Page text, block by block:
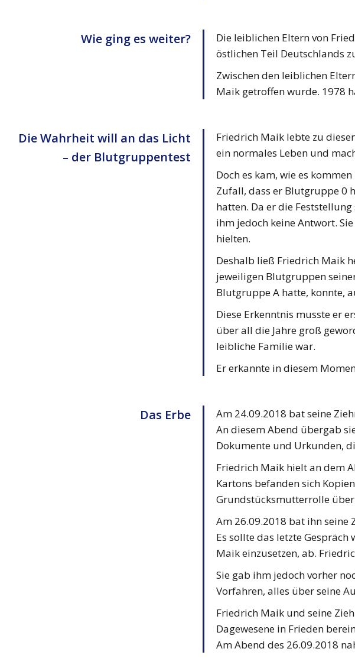
Wie ging es weiter?
Die leiblichen Eltern von
östlichen Teil Deutschlands
Zwischen den leiblichen
Maik getroffen wurde. 1978
Die Wahrheit will an das Licht
– der Blutgruppentest
Friedrich Maik lebte zu
ein normales Leben und
Doch es kam, wie es
Zufall, dass er Blutgruppe 0
hatten. Da er die
ihm jedoch keine Antwort.
hielten.
Deshalb ließ Friedrich Maik
jeweiligen Blutgruppen
Blutgruppe A hatte, konnte,
Diese Erkenntnis musste er
über all die Jahre groß
leibliche Familie war.
Er erkannte in diesem
Das Erbe
Am 24.09.2018 bat seine
An diesem Abend übergab
Dokumente und Urkunden,
Friedrich Maik hielt an dem
Kartons befanden sich
Grundstücksmutterrolle
Am 26.09.2018 bat ihn seine
Es sollte das letzte
Maik einzusetzen, ab.
Sie gab ihm jedoch vorher
Vorfahren, alles über seine
Friedrich Maik und seine
Dagewesene in Frieden
Am Abend des 26.09.2018